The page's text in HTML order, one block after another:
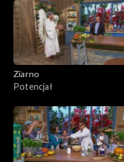
Ziarno
Potencjał